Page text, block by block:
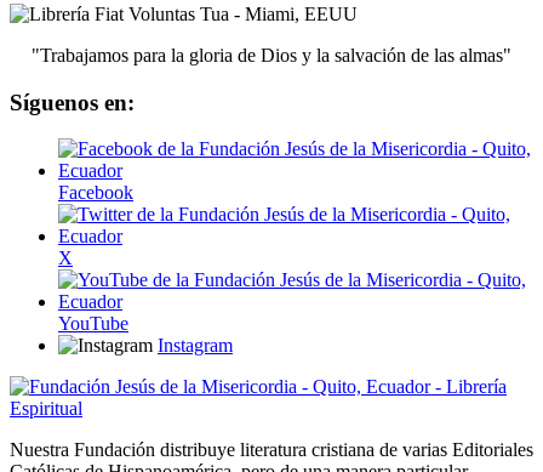
"Trabajamos para la gloria de Dios y la salvación de las almas"
Síguenos en:
Facebook
X
YouTube
Instagram
Nuestra Fundación distribuye literatura cristiana de varias Editoriales